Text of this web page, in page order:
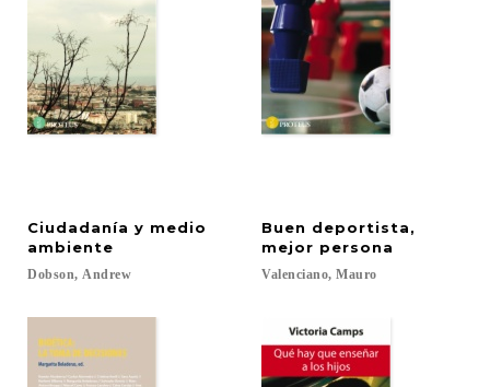
Ciudadanía y medio
ambiente
Dobson, Andrew
Buen deportista,
mejor persona
Valenciano, Mauro